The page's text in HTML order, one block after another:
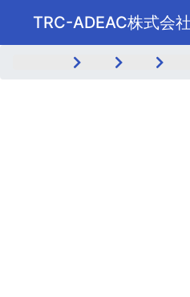
TRC-ADEAC株式会